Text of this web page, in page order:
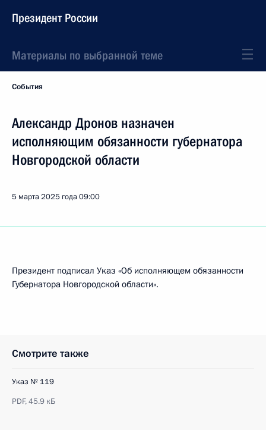
Президент России
Материалы по выбранной теме
События
Александр Дронов назначен
исполняющим обязанности губернатора
Новгородской области
5 марта 2025 года09:00
Президент подписал Указ «Об исполняющем обязанности
Губернатора Новгородской области».
Смотрите также
Указ № 119
PDF,45.9 кБ